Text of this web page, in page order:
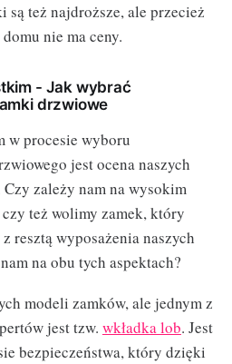
są też najdroższe, ale przecież
nie ma ceny.
- Jak wybrać
drzwiowe
w procesie wyboru
jest ocena naszych
zależy nam na wysokim
też wolimy zamek, który
resztą wyposażenia naszych
na obu tych aspektach?
modeli zamków, ale jednym z
jest tzw. wkładka lob. Jest
bezpieczeństwa, który dzięki